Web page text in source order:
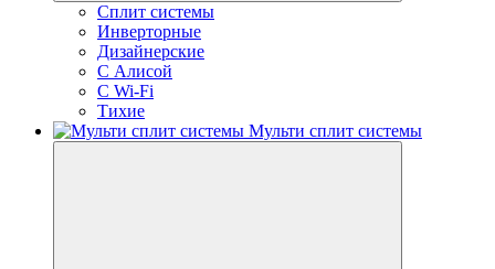
Сплит системы
Инверторные
Дизайнерские
С Алисой
C Wi-Fi
Тихие
Мульти сплит системы